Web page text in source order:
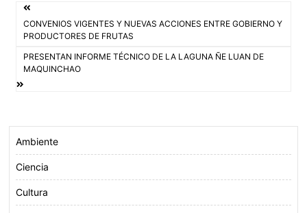
o
k
e
A
p
Navegación
de
entradas
CONVENIOS VIGENTES Y NUEVAS ACCIONES ENTRE GOBIERNO Y
PRODUCTORES DE FRUTAS
PRESENTAN INFORME TÉCNICO DE LA LAGUNA ÑE LUAN DE
MAQUINCHAO
Ambiente
Ciencia
Cultura